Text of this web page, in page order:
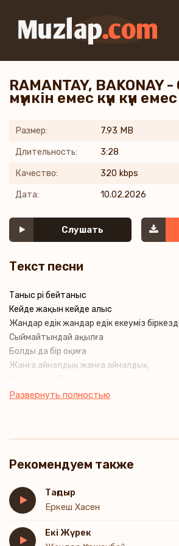
RAMANTAY, BAKONAY -
мүмкін емес күн күн емес
Размер: 7.93 MB
Длительность: 3:28
Качество: 320 kbps
Дата: 10.02.2026
Слушать
Текст песни
Таныс әрі бейтаныс
Кейде жақын кейде алыс
Жандар едік жандар едік екеуміз
Сыймайтындай ақылға
Болды да бір оқиға
Жанға айналдық жанға айналдық
Қызықсыз айналам
Қолдарыңнан сенің ұстап тұрып
Мәңгіге байланам
Развернуть полностью
Рекомендуем также
Тағдыр
Еркеш Хасен
Екі Жүрек